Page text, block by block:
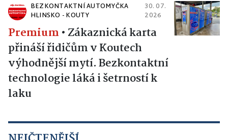
BEZKONTAKTNÍ AUTOMYČKA
HLINSKO - KOUTY
30. 07.
2026
Premium • Zákaznická karta
přináší řidičům v Koutech
výhodnější mytí. Bezkontaktní
technologie láká i šetrností k
laku